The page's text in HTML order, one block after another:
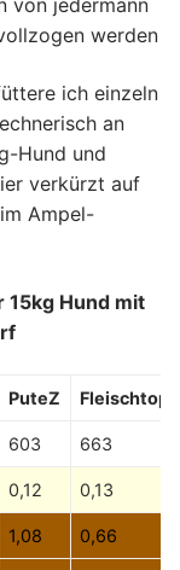
von jedermann
werden
ich einzeln
an
Hund und
verkürzt auf
Ampel-
Hund mit
PuteZ Fleischtopf
603 663
0,12 0,13
1,08 0,66